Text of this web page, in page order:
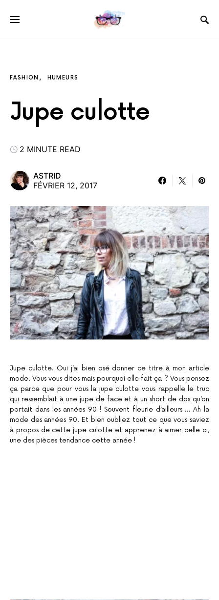
FASHION HUMEURS
Jupe culotte
2 MINUTE READ
ASTRID
FÉVRIER 12, 2017
Jupe culotte. Oui j’ai bien osé donner ce titre à mon article
mode. Vous vous dites mais pourquoi elle fait ça ? Vous pensez
ça parce que pour vous la jupe culotte vous rappelle le truc
qui ressemblait à une jupe de face et à un short de dos qu’on
portait dans les années 90 ! Souvent fleurie d’ailleurs … Ah la
mode des années 90. Et bien oubliez tout ce que vous saviez
à propos de cette jupe culotte et apprenez à aimer celle ci,
une des pièces tendance cette année !